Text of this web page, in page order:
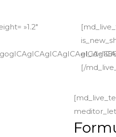
»1.2″
[/